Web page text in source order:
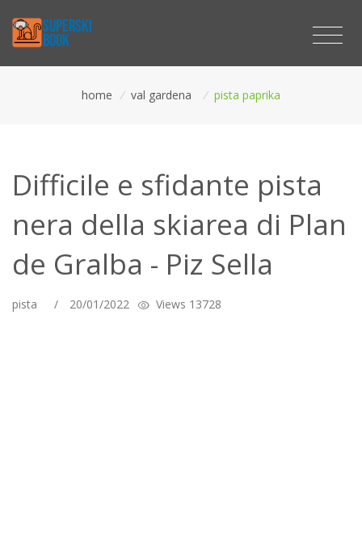
home / val gardena / pista paprika
Difficile e sfidante pista
nera della skiarea di Plan
de Gralba - Piz Sella
pista / 20/01/2022 Views 13728